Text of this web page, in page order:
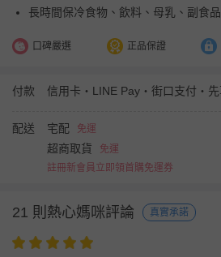
長時間保冷食物、飲料、母乳、副食品
口碑嚴選 正品保證
付款
配送 宅配 免運
超商取貨
免運
註冊新會員立即領首購免運券
21 則熱心媽咪評論 真實承諾